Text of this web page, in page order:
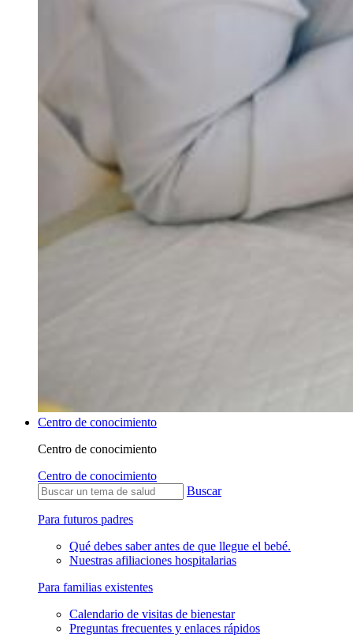
Centro de conocimiento
Centro de conocimiento
Centro de conocimiento
Buscar
Para futuros padres
Qué debes saber antes de que llegue el bebé.
Nuestras afiliaciones hospitalarias
Para familias existentes
Calendario de visitas de bienestar
Preguntas frecuentes y enlaces rápidos